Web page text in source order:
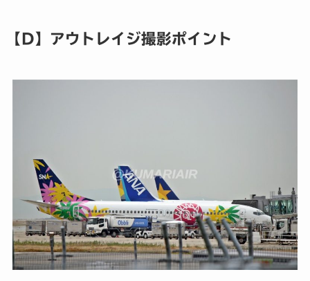
【D】アウトレイジ撮影ポイント